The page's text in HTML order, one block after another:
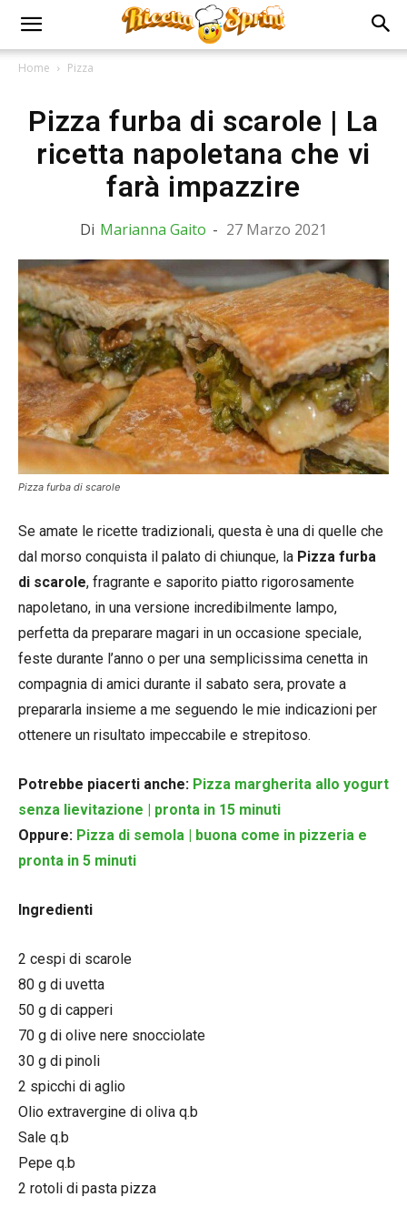
Home Pizza
Pizza furba di scarole | La
ricetta napoletana che vi
farà impazzire
Di Marianna Gaito - 27 Marzo 2021
Pizza furba di scarole
Se amate le ricette tradizionali, questa è una di quelle che
dal morso conquista il palato di chiunque, la Pizza furba
di scarole, fragrante e saporito piatto rigorosamente
napoletano, in una versione incredibilmente lampo,
perfetta da preparare magari in un occasione speciale,
feste durante l’anno o per una semplicissima cenetta in
compagnia di amici durante il sabato sera, provate a
prepararla insieme a me seguendo le mie indicazioni per
ottenere un risultato impeccabile e strepitoso.
Potrebbe piacerti anche: Pizza margherita allo yogurt
senza lievitazione | pronta in 15 minuti
Oppure: Pizza di semola | buona come in pizzeria e
pronta in 5 minuti
Ingredienti
2 cespi di scarole
80 g di uvetta
50 g di capperi
70 g di olive nere snocciolate
30 g di pinoli
2 spicchi di aglio
Olio extravergine di oliva q.b
Sale q.b
Pepe q.b
2 rotoli di pasta pizza